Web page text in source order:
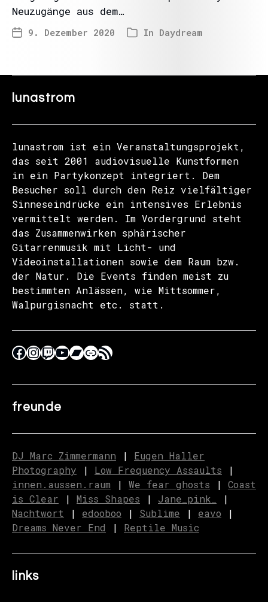
Neuzugänge aus dem…
9. Dezember 2020 In Daydream
lunastrom
lunastrom ist ein Veranstaltungsprojekt,
das seit 2001 audiovisuelle Kunstformen
in ein Partykonzept integriert. Dem
Besucher soll durch den Reiz vielfältiger
Sinneseindrücke ein intensives Erlebnis
vermittelt werden. Im Vordergrund steht
das Zusammenwirken sphärischer
Gitarrenmusik mit Licht- und
Videoinstallationen sowie dem Raum bzw.
der Natur. Die Events finden meist zu
bestimmten Anlässen, wie Mittsommer,
Walpurgisnacht etc. statt.
freunde
DJ Marc Zimmermann | Eugen Haller
Photography | Low Frequency Assaults |
innen.aussen.raum | We fear ghosts | Coast
is Clear | Miss Shapes | Jane_pink_
|
Nachtwort | edooboo | Sublime | eavo |
Dreams Never End | Reptile Music
links